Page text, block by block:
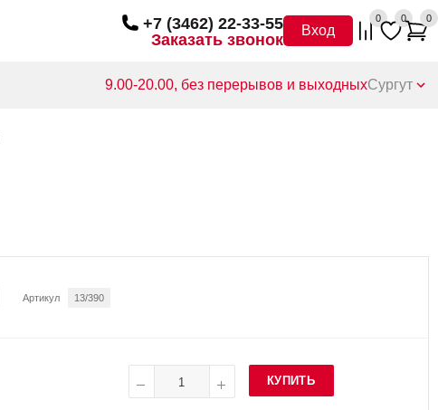
+7 (3462) 22-33-55
Заказать звонок
Вход
0 0 0
9.00-20.00, без перерывов и выходныхСургут
Артикул 13/390
КУПИТЬ